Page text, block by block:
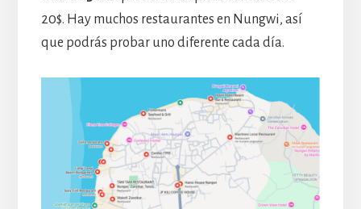
20$. Hay muchos restaurantes en Nungwi, así
que podrás probar uno diferente cada día.